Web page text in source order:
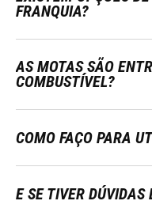
FRANQUIA?
AS MOTAS SÃO
COMBUSTÍVEL?
COMO FAÇO PARA
E SE TIVER